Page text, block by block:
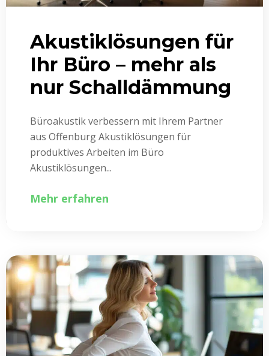
Akustiklösungen für
Ihr Büro – mehr als
nur Schalldämmung
Büroakustik verbessern mit Ihrem Partner
aus Offenburg Akustiklösungen für
produktives Arbeiten im Büro
Akustiklösungen...
Mehr erfahren